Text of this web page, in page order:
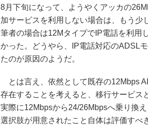
8月下旬になって、ようやくアッカの
加サービスを利用しない場合は、もう少
筆者の場合は12MタイプでIP電話を利用
かった。どうやら、IP電話対応のADSL
たのが原因のようだ。
とは言え、依然として既存の12Mbps
存在することを考えると、移行サービス
実際に12Mbpsから24/26Mbpsへ乗り換
選択肢が用意されたこと自体は評価すべ